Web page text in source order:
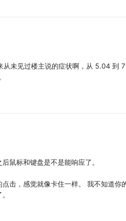
未见过楼主说的症状啊，从 5.04 到
鼠标和键盘是不是能响应了。
击，感觉就像卡住一样。 我不知道